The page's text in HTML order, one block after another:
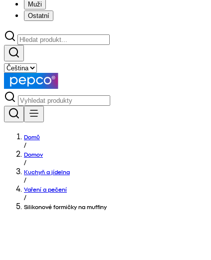
Muži
Ostatní
Domů
/
Domov
/
Kuchyň a jídelna
/
Vaření a pečení
/
Silikonové formičky na muffiny